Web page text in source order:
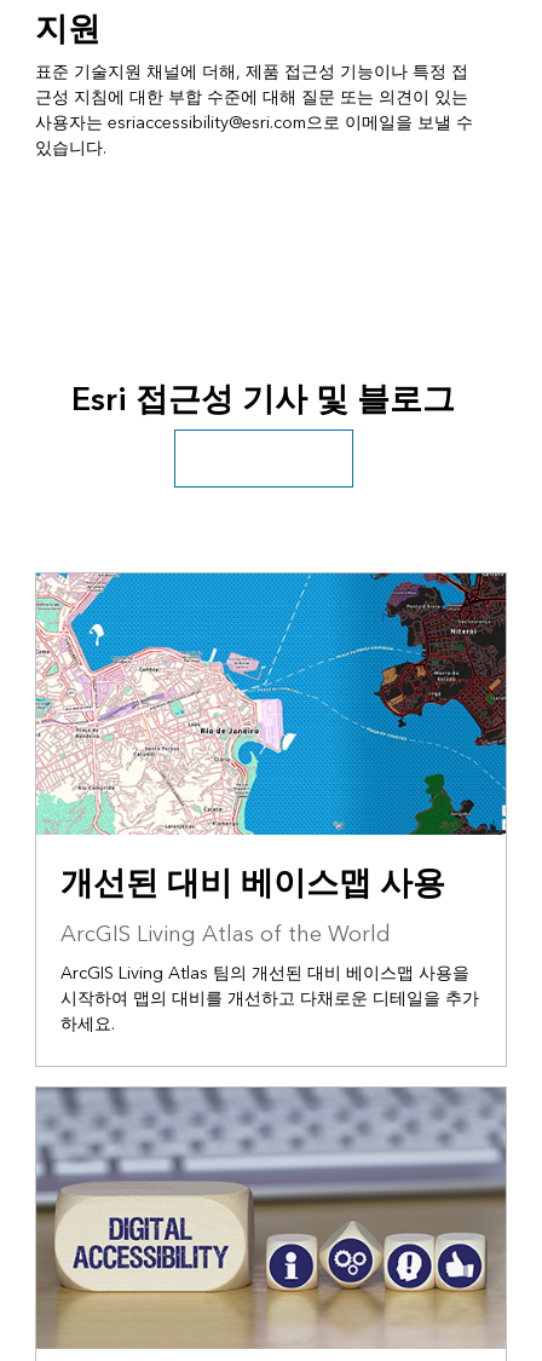
지원
표준 기술지원 채널에 더해, 제품 접근성 기능이나 특정 접
근성 지침에 대한 부합 수준에 대해 질문 또는 의견이 있는
사용자는 esriaccessibility@esri.com으로 이메일을 보낼 수
있습니다.
Esri 접근성 기사 및 블로그
개선된 대비 베이스맵 사용
ArcGIS Living Atlas of the World
ArcGIS Living Atlas 팀의 개선된 대비 베이스맵 사용을
시작하여 맵의 대비를 개선하고 다채로운 디테일을 추가
하세요.